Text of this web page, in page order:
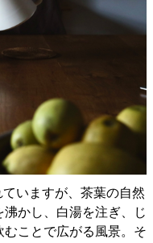
いますが、茶葉の自然
かし、白湯を注ぎ、じ
ことで広がる風景。そ